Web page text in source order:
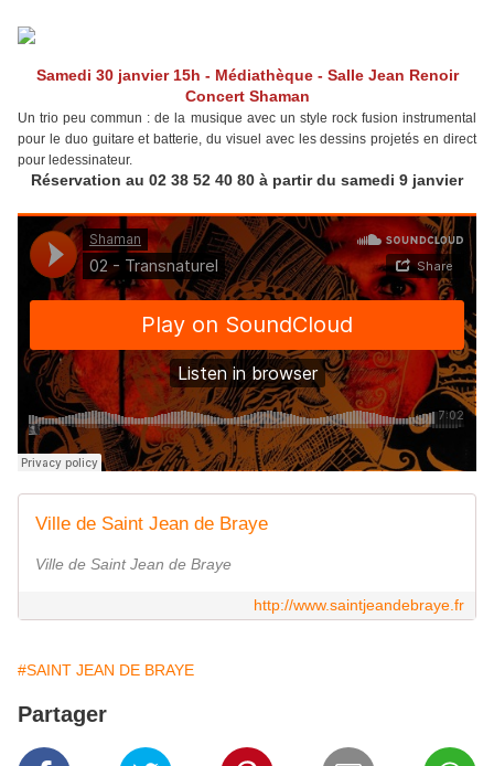
Samedi 30 janvier 15h - Médiathèque- Salle Jean Renoir
Concert Shaman
Un trio peu commun : de la musique avec un style rock fusion instrumental
pour le duo guitare et batterie, du visuel avec les dessins projetés en direct
pour ledessinateur.
Réservation au 02 38 52 40 80 à partir du samedi 9 janvier
Ville de Saint Jean de Braye
Ville de Saint Jean de Braye
http://www.saintjeandebraye.fr
#SAINT JEAN DE BRAYE
Partager